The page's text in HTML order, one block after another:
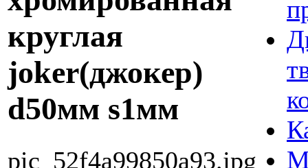
круглая
joker(джокер)
d50мм s1мм
pic_52f4a99850a93.jpg